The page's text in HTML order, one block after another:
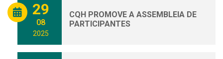
29
08
2025
CQH PROMOVE A ASSEMBLEIA DE
PARTICIPANTES